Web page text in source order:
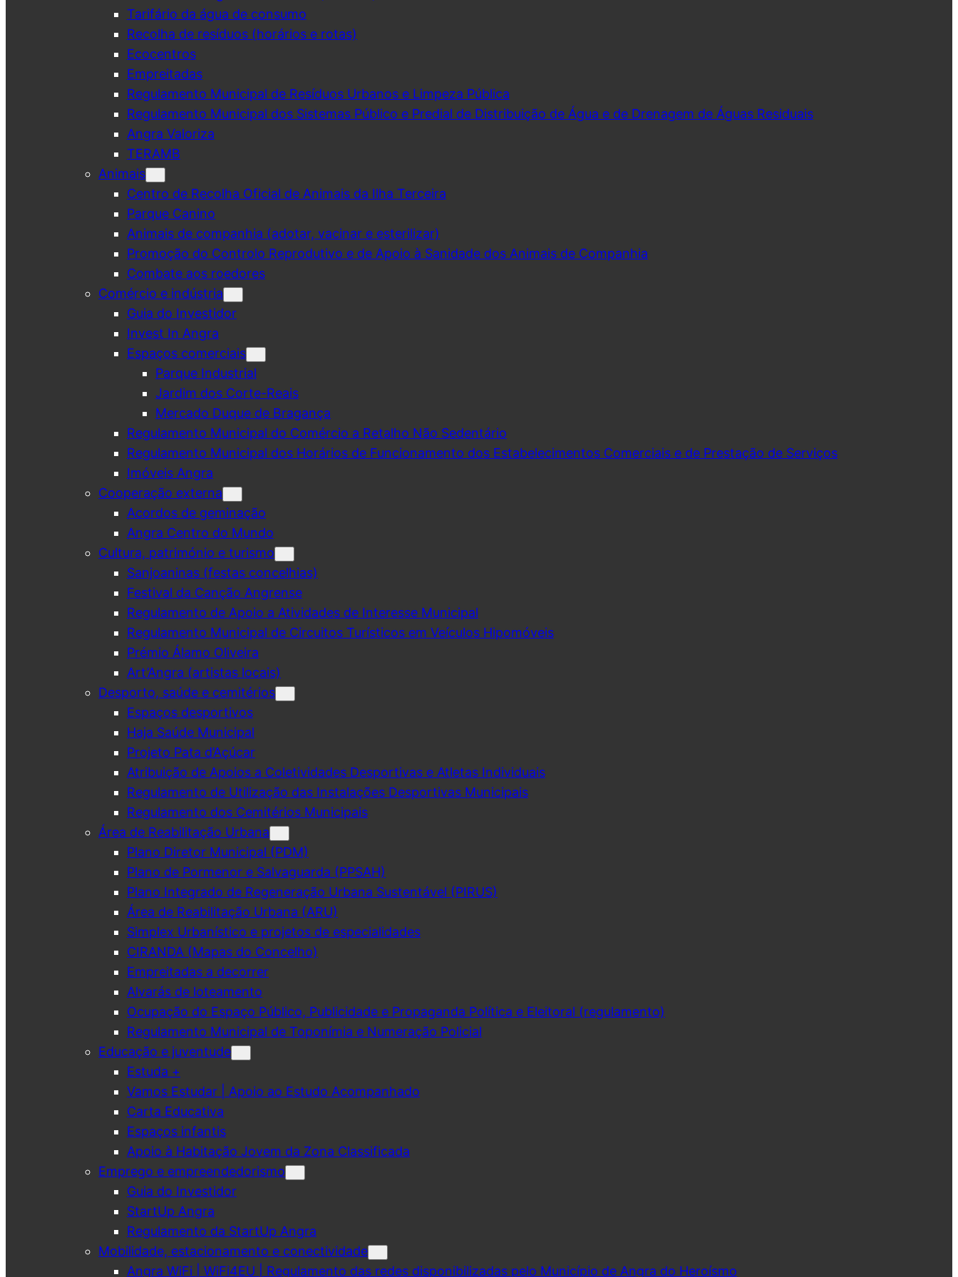
Tarifário da água de consumo
Recolha de resíduos (horários e rotas)
Ecocentros
Empreitadas
Regulamento Municipal de Resíduos Urbanos e Limpeza Pública
Regulamento Municipal dos Sistemas Público e Predial de Distribuição de Água e de Drenagem de Águas Residuais
Angra Valoriza
TERAMB
Animais
Centro de Recolha Oficial de Animais da Ilha Terceira
Parque Canino
Animais de companhia (adotar, vacinar e esterilizar)
Promoção do Controlo Reprodutivo e de Apoio à Sanidade dos Animais de Companhia
Combate aos roedores
Comércio e indústria
Guia do Investidor
Invest In Angra
Espaços comerciais
Parque Industrial
Jardim dos Corte-Reais
Mercado Duque de Bragança
Regulamento Municipal do Comércio a Retalho Não Sedentário
Regulamento Municipal dos Horários de Funcionamento dos Estabelecimentos Comerciais e de Prestação de Serviços
Imóveis Angra
Cooperação externa
Acordos de geminação
Angra Centro do Mundo
Cultura, património e turismo
Sanjoaninas (festas concelhias)
Festival da Canção Angrense
Regulamento de Apoio a Atividades de Interesse Municipal
Regulamento Municipal de Circuitos Turísticos em Veículos Hipomóveis
Prémio Álamo Oliveira
Art’Angra (artistas locais)
Desporto, saúde e cemitérios
Espaços desportivos
Haja Saúde Municipal
Projeto Pata d’Açúcar
Atribuição de Apoios a Coletividades Desportivas e Atletas Individuais
Regulamento de Utilização das Instalações Desportivas Municipais
Regulamento dos Cemitérios Municipais
Área de Reabilitação Urbana
Plano Diretor Municipal (PDM)
Plano de Pormenor e Salvaguarda (PPSAH)
Plano Integrado de Regeneração Urbana Sustentável (PIRUS)
Área de Reabilitação Urbana (ARU)
Simplex Urbanístico e projetos de especialidades
CIRANDA (Mapas do Concelho)
Empreitadas a decorrer
Alvarás de loteamento
Ocupação do Espaço Público, Publicidade e Propaganda Política e Eleitoral (regulamento)
Regulamento Municipal de Toponímia e Numeração Policial
Educação e juventude
Estuda +
Vamos Estudar | Apoio ao Estudo Acompanhado
Carta Educativa
Espaços infantis
Apoio à Habitação Jovem da Zona Classificada
Emprego e empreendedorismo
Guia do Investidor
StartUp Angra
Regulamento da StartUp Angra
Mobilidade, estacionamento e conectividade
Angra WiFi | WiFi4EU | Regulamento das redes disponibilizadas pelo Município de Angra do Heroísmo